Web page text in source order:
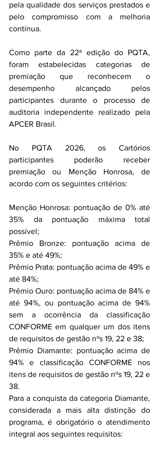
pela qualidade dos serviços prestados e
pelo compromisso com a melhoria
contínua.
Como parte da 22ª edição do PQTA,
foram estabelecidas categorias de
premiação que reconhecem o
desempenho alcançado pelos
participantes durante o processo de
auditoria independente realizado pela
APCER Brasil.
No PQTA 2026, os Cartórios
participantes poderão receber
premiação ou Menção Honrosa, de
acordo com os seguintes critérios:
Menção Honrosa: pontuação de 0% até
35% da pontuação máxima total
possível;
Prêmio Bronze: pontuação acima de
35% e até 49%;
Prêmio Prata: pontuação acima de 49% e
até 84%;
Prêmio Ouro: pontuação acima de 84% e
até 94%, ou pontuação acima de 94%
sem a ocorrência da classificação
CONFORME em qualquer um dos itens
de requisitos de gestão nºs 19, 22 e 38;
Prêmio Diamante: pontuação acima de
94% e classificação CONFORME nos
itens de requisitos de gestão nºs 19, 22 e
38.
Para a conquista da categoria Diamante,
considerada a mais alta distinção do
programa, é obrigatório o atendimento
integral aos seguintes requisitos: